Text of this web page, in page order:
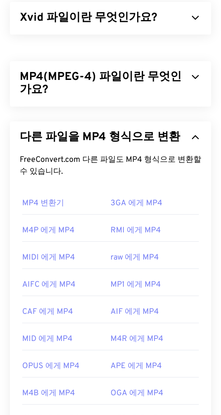
Xvid 파일이란 무엇인가요?
"손실압축"을 사용하지만 높은 수준의 품질을 유지
합니다.오픈 소스
용할 때 유용합니다.
Xvid 파일을 어떻게 여나요?
지만, Mac OS X, Linux, Windows에서도 문제없이 실
실행됩니다.
어 플레이어와MPlayer가
있습니다. 현재 Xvid는 자
을 제공하는 무료 타사 도구와는 호환됩니다. 예를 들
AutoGK
개발자: DivX
유용한 링크:
MP4(MPEG-4) 파일이란 무엇인
가요?
다. 다양한 기기 및 운영 체제와 호환되며,코덱을
사
파일을 제공합니다. 또한 YouTube와 같은 인터넷 스
트리밍에도 널리 사용되는 비디오 형식입니다. 많은
열립니다. 파일을 두 번 클릭하면 열립니다. 타사 소
프트웨어는 필요하지 않습니다. Windows에서는
로 열립니다.
여는 데 문제가 발생할 수 있습니다. MP4는 다양한
여는 데 문제가 있는 경우 일반적으로 컨테이너의 데
되지 않음을 의미합니다. 이 문제를 해결하려면
개발자: Moving Picture Experts Group(MPEG)
다른 파일을 MP4 형식으로 변환
FreeConvert.com 다른 파일도 MP4 형식으로 변환할
수 있습니다.
MP4 변환기 3GA 에게 MP4
M4P 에게 MP4 RMI 에게 MP4
MIDI 에게 MP4 raw 에게 MP4
AIFC 에게 MP4 MP1 에게 MP4
CAF 에게 MP4 AIF 에게 MP4
MID 에게 MP4 M4R 에게 MP4
OPUS 에게 MP4 APE 에게 MP4
M4B 에게 MP4 OGA 에게 MP4